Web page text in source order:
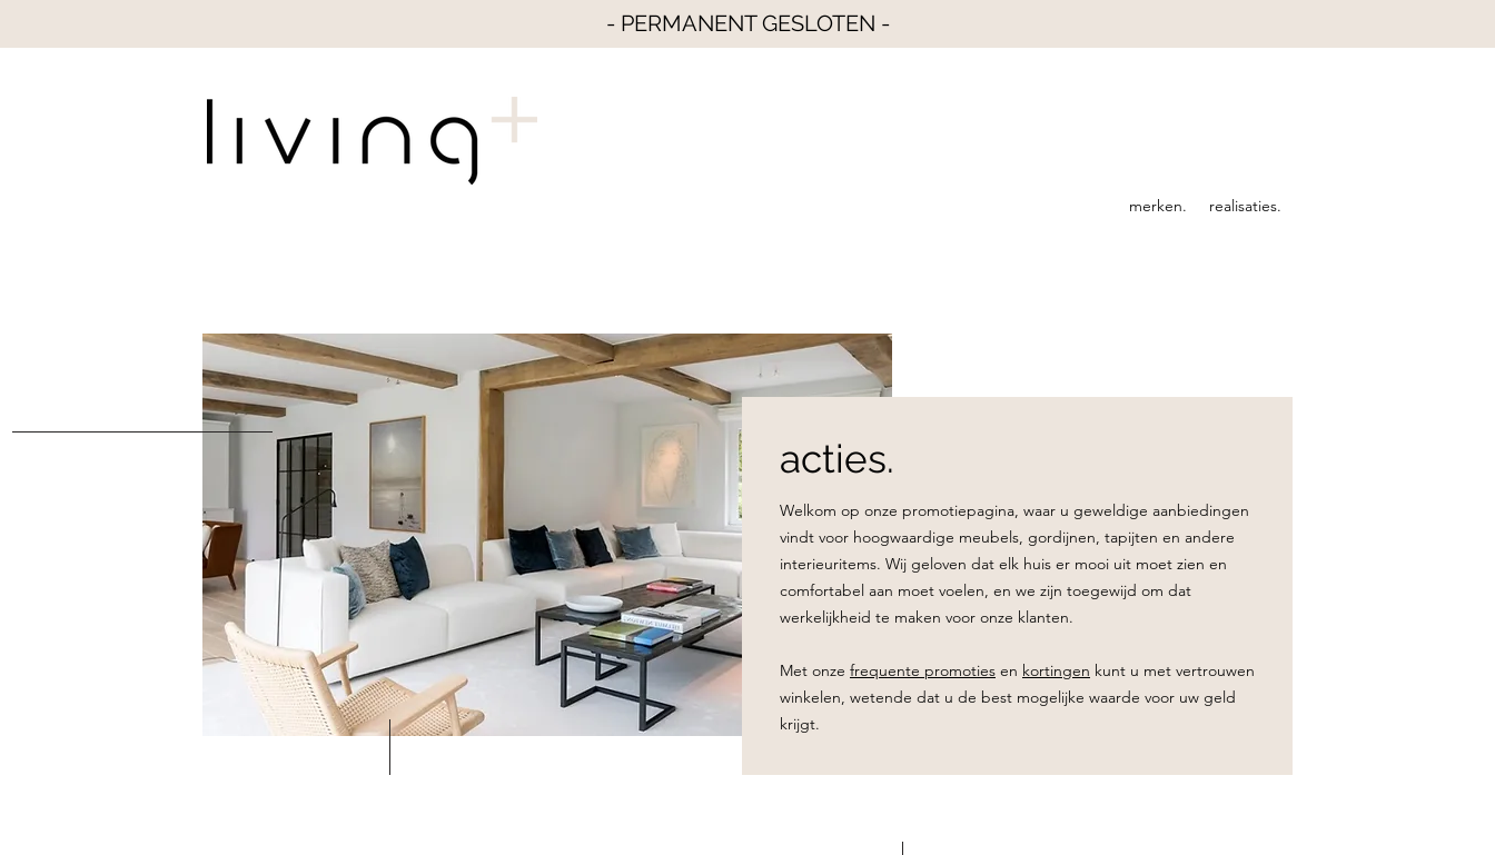
- PERMANENT GESLOTEN -
merken. realisaties.
acties.
Welkom op onze promotiepagina, waar u geweldige aanbiedingen
vindt voor hoogwaardige meubels, gordijnen, tapijten en andere
interieuritems. Wij geloven dat elk huis er mooi uit moet zien en
comfortabel aan moet voelen, en we zijn toegewijd om dat
werkelijkheid te maken voor onze klanten.
Met onze frequente promoties en kortingen kunt u met vertrouwen
winkelen, wetende dat u de best mogelijke waarde voor uw geld
krijgt.